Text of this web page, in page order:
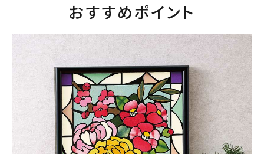
おすすめポイント